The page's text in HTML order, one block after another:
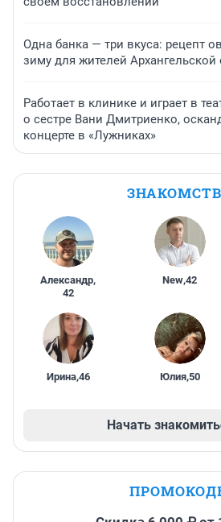
Одна банка — три вкуса: рецепт
зиму для жителей Архангельской
Работает в клинике и играет в
о сестре Вани Дмитриенко,
концерте в «Лужниках»
Александр,
42
New,42
Ирина,46 Юлия,50
Начать